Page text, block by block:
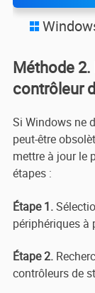

Méthode
contrôleur
Si Windows ne
peut-être
mettre à jour le
étapes :
Étape 1.
périphériques à
Étape 2.
contrôleurs de